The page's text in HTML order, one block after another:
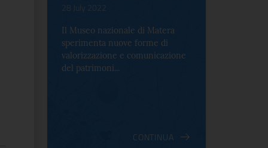
17 October 2022
Per la prima volta in Italia, a
Palazzo Altemps si presenta una
mostra che celebra lo spirito che
an...
CONTINUA